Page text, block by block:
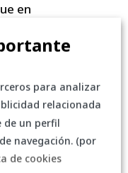
en
empezar
Fue muy
la
sería
Es
pero
para analizar
relacionada
de un perfil
navegación. (por
de cookies